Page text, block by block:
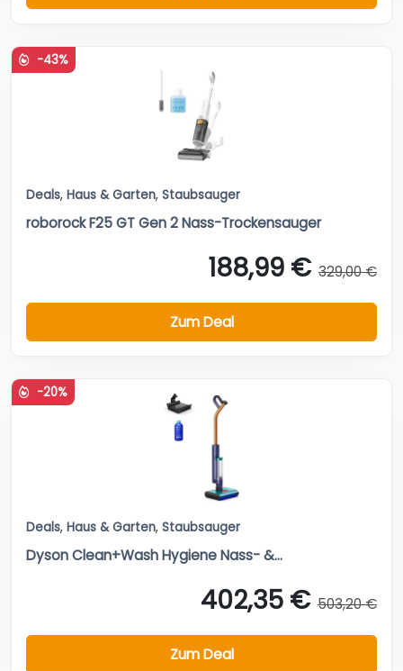
-43%
Deals, Haus & Garten, Staubsauger
roborock F25 GT Gen 2 Nass-Trockensauger
188,99 € 329,00 €
Zum Deal
-20%
Deals, Haus & Garten, Staubsauger
Dyson Clean+Wash Hygiene Nass- &...
402,35 € 503,20 €
Zum Deal